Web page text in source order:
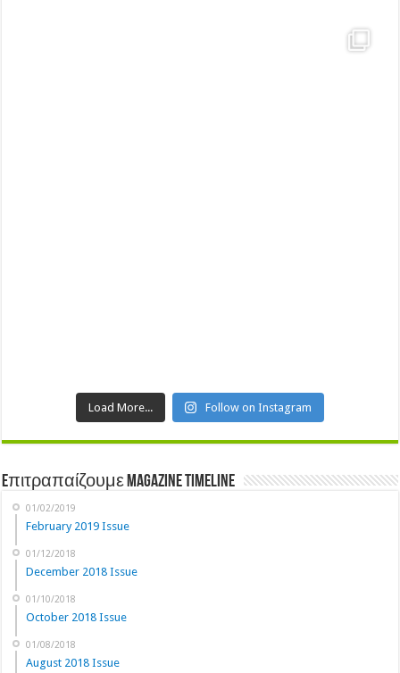
Load More... Follow on Instagram
Eπιτραπαίζουμε Magazine Timeline
01/02/2019
February 2019 Issue
01/12/2018
December 2018 Issue
01/10/2018
October 2018 Issue
01/08/2018
August 2018 Issue